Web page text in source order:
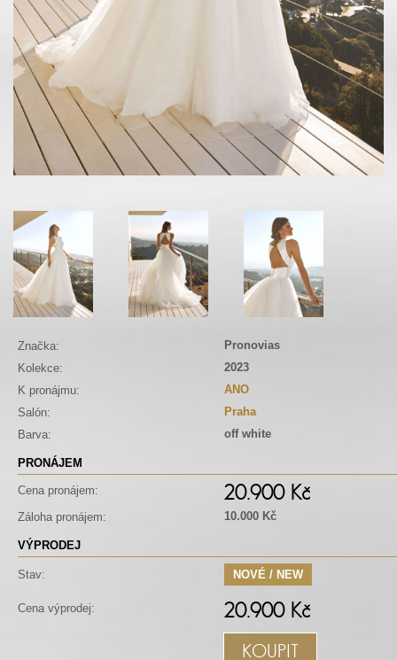
Značka:
Pronovias
Kolekce:
2023
K pronájmu:
ANO
Salón:
Praha
Barva:
off white
PRONÁJEM
Cena pronájem: 20.900 Kč
Záloha pronájem: 10.000 Kč
VÝPRODEJ
Stav: NOVÉ / NEW
Cena výprodej: 20.900 Kč
KOUPIT